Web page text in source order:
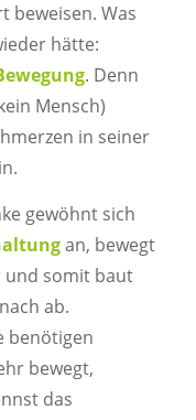
beweisen. Was
hätte:
. Denn
Mensch)
in seiner
gewöhnt sich
an, bewegt
und somit baut
ab.
benötigen
bewegt,
das